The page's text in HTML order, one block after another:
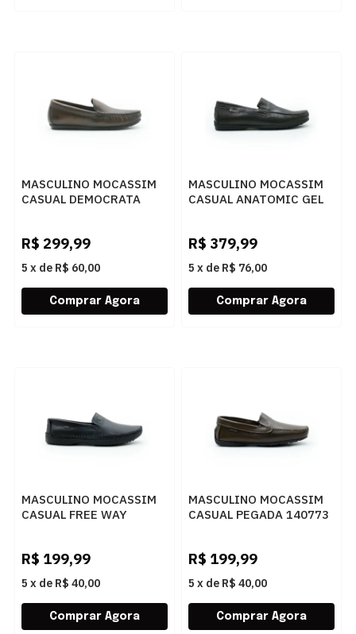
MASCULINO MOCASSIM
CASUAL DEMOCRATA
R$ 299,99
5 x de R$ 60,00
MASCULINO MOCASSIM
CASUAL ANATOMIC GEL
R$ 379,99
5 x de R$ 76,00
MASCULINO MOCASSIM
CASUAL FREE WAY
R$ 199,99
5 x de R$ 40,00
MASCULINO MOCASSIM
CASUAL PEGADA 140773
R$ 199,99
5 x de R$ 40,00